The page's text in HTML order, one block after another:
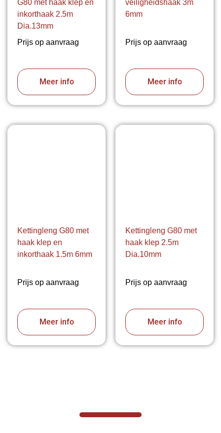
G80 met haak klep en
inkorthaak 2.5m
Dia.13mm
Prijs op aanvraag
Meer info
veiligheidshaak 3m
6mm
Prijs op aanvraag
Meer info
Kettingleng G80 met
haak klep en
inkorthaak 1.5m 6mm
Prijs op aanvraag
Meer info
Kettingleng G80 met
haak klep 2.5m
Dia.10mm
Prijs op aanvraag
Meer info